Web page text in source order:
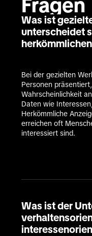
Fragen
Was ist
unterscheidet
Bei der gezielten
Personen
Wahrscheinlichkeit
Daten wie
Herkömmliche
erreichen oft
interessiert sind.
Was ist der